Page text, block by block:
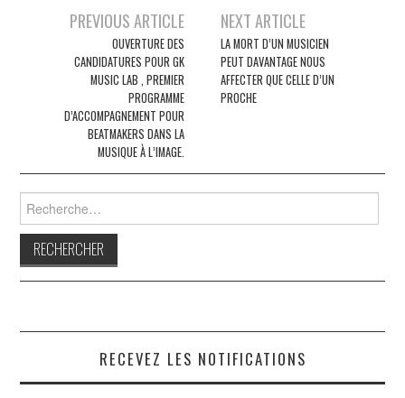
NavigationPREVIOUS ARTICLE
OUVERTURE DES
CANDIDATURES POUR GK
MUSIC LAB , PREMIER
PROGRAMME
D’ACCOMPAGNEMENT POUR
BEATMAKERS DANS LA
MUSIQUE À L’IMAGE.
NEXT ARTICLE
LA MORT D’UN MUSICIEN
PEUT DAVANTAGE NOUS
AFFECTER QUE CELLE D’UN
PROCHE
RECEVEZ LES NOTIFICATIONS